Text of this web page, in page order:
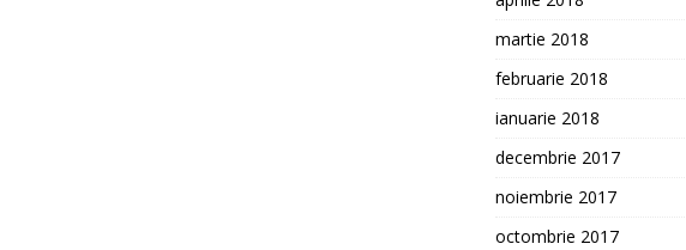
martie 2018
februarie 2018
ianuarie 2018
decembrie 2017
noiembrie 2017
octombrie 2017